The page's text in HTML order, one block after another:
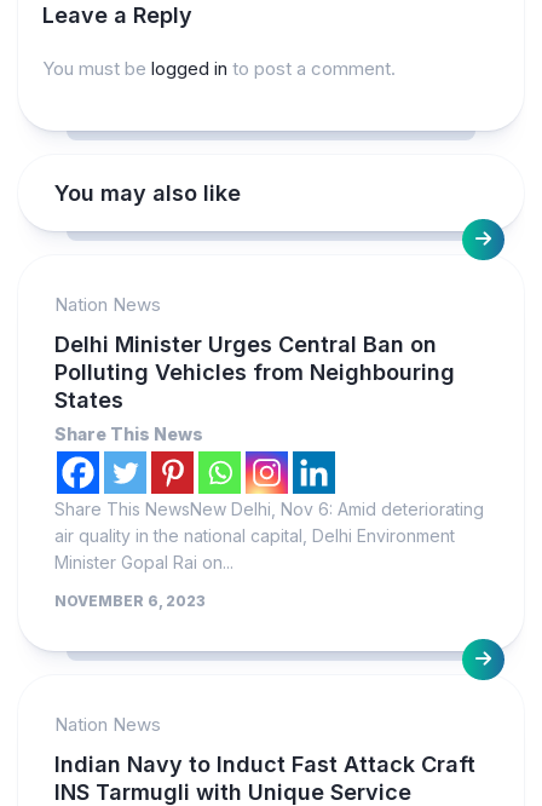
Leave a Reply
You must be logged in to post a comment.
You may also like
Nation News
Delhi Minister Urges Central Ban on
Polluting Vehicles from Neighbouring
States
Share This News
Share This NewsNew Delhi, Nov 6: Amid deteriorating
air quality in the national capital, Delhi Environment
Minister Gopal Rai on...
NOVEMBER 6, 2023
Nation News
Indian Navy to Induct Fast Attack Craft
INS Tarmugli with Unique Service